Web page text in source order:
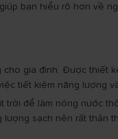
bạn hiểu rõ hơn về
gia đình. Được thiết
tiết kiệm năng lượng
trời để làm nóng nước
sạch nên rất thân